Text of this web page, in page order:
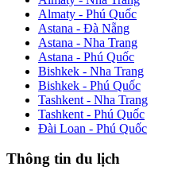
Almaty - Phú Quốc
Astana - Đà Nẵng
Astana - Nha Trang
Astana - Phú Quốc
Bishkek - Nha Trang
Bishkek - Phú Quốc
Tashkent - Nha Trang
Tashkent - Phú Quốc
Đài Loan - Phú Quốc
Thông tin du lịch